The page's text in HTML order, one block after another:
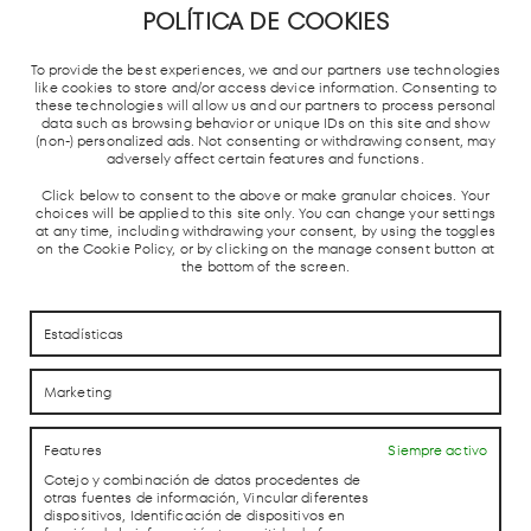
POLÍTICA DE COOKIES
To provide the best experiences, we and our partners use technologies
like cookies to store and/or access device information. Consenting to
these technologies will allow us and our partners to process personal
data such as browsing behavior or unique IDs on this site and show
(non-) personalized ads. Not consenting or withdrawing consent, may
adversely affect certain features and functions.
Click below to consent to the above or make granular choices. Your
choices will be applied to this site only. You can change your settings
at any time, including withdrawing your consent, by using the toggles
on the Cookie Policy, or by clicking on the manage consent button at
the bottom of the screen.
Estadísticas
Marketing
Features
Siempre activo
Cotejo y combinación de datos procedentes de
otras fuentes de información, Vincular diferentes
dispositivos, Identificación de dispositivos en
28036 Madrid.
METRO DE
MADRID
TREN
CERCANÍAS
Y AVE
ESTACIÓN
AUTOBUSES
PARADA
TAXIS
CÓMO LLEGAR
CÓMO LLEGAR
CONTACTO
CONTACTO
LAB theCLUB